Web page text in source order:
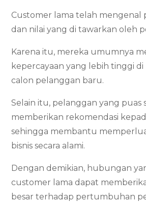
Customer lama telah mengenal
dan nilai yang di tawarkan oleh
Karena itu, mereka umumnya
kepercayaan yang lebih tinggi
calon pelanggan baru.
Selain itu, pelanggan yang puas
memberikan rekomendasi
sehingga membantu
bisnis secara alami.
Dengan demikian, hubungan
customer lama dapat
besar terhadap pertumbuhan